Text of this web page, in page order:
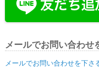
メールでお問い合わせ
メールでお問い合わせを下さ